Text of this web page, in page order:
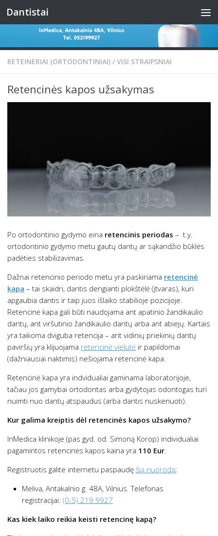
Skip to content
Dantistai
RETEINERIAI (ORTODONTINIAI) / VISI STRAIPSNIAI
Retencinės kapos užsakymas
Po ortodontinio gydymo eina retencinis periodas – t.y.
ortodontinio gydymo metu gautų dantų ar sąkandžio būklės
padėties stabilizavimas.
Dažnai retencinio periodo metu yra paskiriama retencinė
kapa – tai skaidri, dantis dengianti plokštėlė (įtvaras), kuri
apgaubia dantis ir taip juos išlaiko stabilioje pozicijoje.
Retencinė kapa gali būti naudojama ant apatinio žandikaulio
dantų, ant viršutinio žandikaulio dantų arba ant abiejų. Kartais
yra taikoma dviguba retencija – ant vidinių priekinių dantų
paviršių yra klijuojama retencinė vielutė ir papildomai
(dažniausiai naktimis) nešiojama retencinė kapa.
Retencinė kapa yra indvidualiai gaminama laboratorijoje,
tačiau jos gamybai ortodontas arba gydytojas odontogas turi
nuimti nuo dantų atspaudus (arba dantis nuskenuoti).
Kur galima kreiptis dėl retencinės kapos užsakymo?
InMedica klinikoje (pas gyd. od. Simoną Korop) individualiai
pagamintos retencinės kapos kaina yra 110 Eur
Registruotis galite internetu paspaudę šią nuorodą;
Meliva, Antakalnio g. 48A, Vilnius. Telefonas
registracijai: (0-5) 219 9927
Kas kiek laiko reikia keisti retencinę kapą?